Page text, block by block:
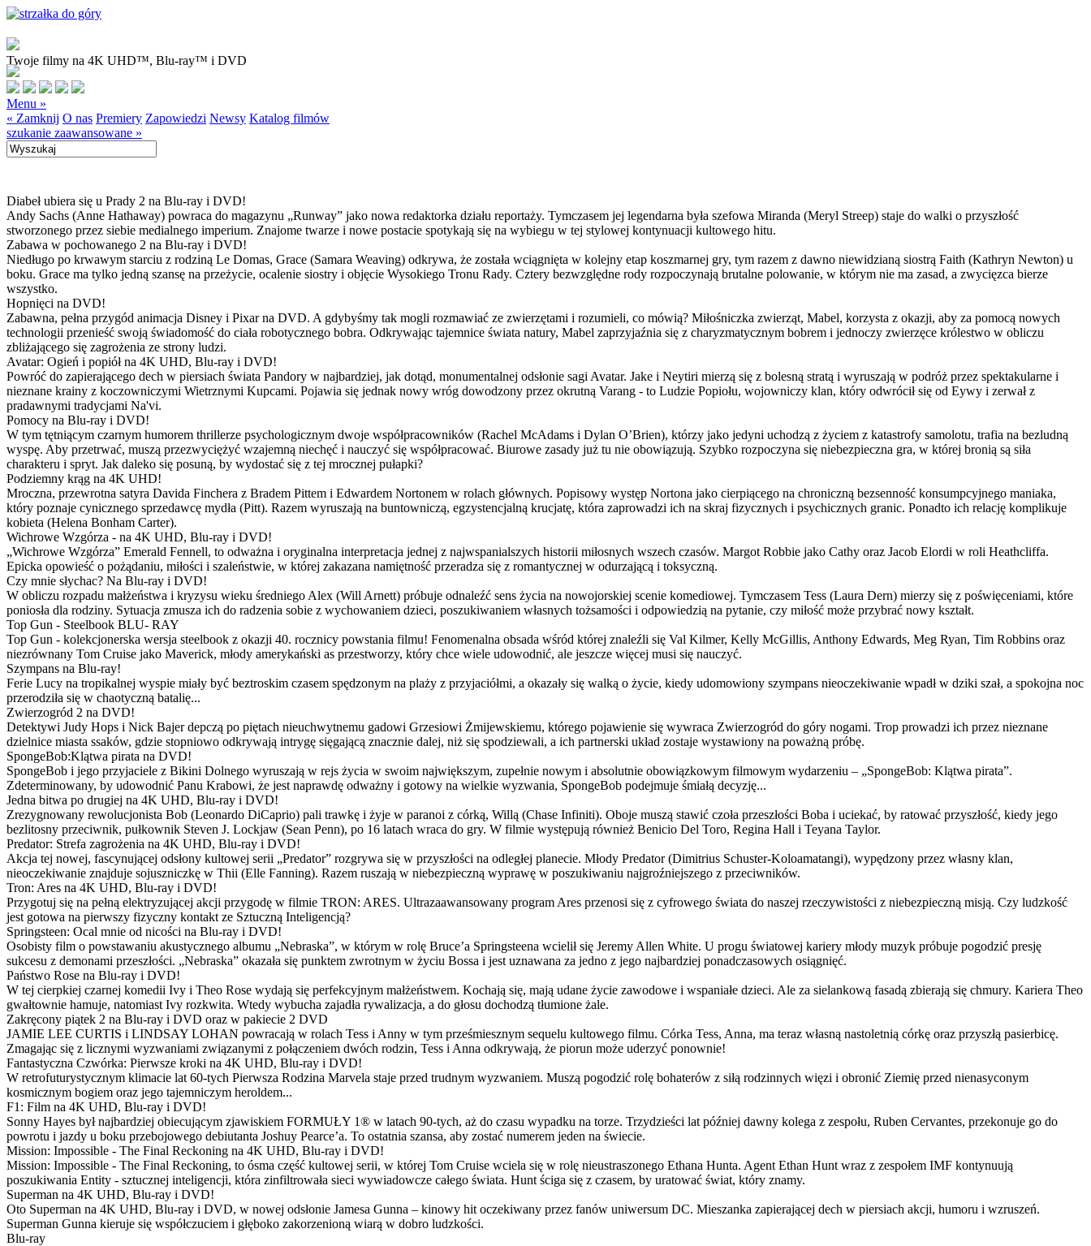
Twoje filmy na 4K UHD™, Blu-ray™ i DVD
Menu »
« Zamknij O nas Premiery Zapowiedzi Newsy Katalog filmów
szukanie zaawansowane »
Diabeł ubiera się u Prady 2 na Blu-ray i DVD!
Andy Sachs (Anne Hathaway) powraca do magazynu „Runway” jako nowa redaktorka działu reportaży. Tymczasem jej legendarna była szefowa Miranda (Meryl Streep) staje do walki o przyszłość
stworzonego przez siebie medialnego imperium. Znajome twarze i nowe postacie spotykają się na wybiegu w tej stylowej kontynuacji kultowego hitu.
Zabawa w pochowanego 2 na Blu-ray i DVD!
Niedługo po krwawym starciu z rodziną Le Domas, Grace (Samara Weaving) odkrywa, że została wciągnięta w kolejny etap koszmarnej gry, tym razem z dawno niewidzianą siostrą Faith (Kathryn Newton) u
boku. Grace ma tylko jedną szansę na przeżycie, ocalenie siostry i objęcie Wysokiego Tronu Rady. Cztery bezwzględne rody rozpoczynają brutalne polowanie, w którym nie ma zasad, a zwycięzca bierze
wszystko.
Hopnięci na DVD!
Zabawna, pełna przygód animacja Disney i Pixar na DVD. A gdybyśmy tak mogli rozmawiać ze zwierzętami i rozumieli, co mówią? Miłośniczka zwierząt, Mabel, korzysta z okazji, aby za pomocą nowych
technologii przenieść swoją świadomość do ciała robotycznego bobra. Odkrywając tajemnice świata natury, Mabel zaprzyjaźnia się z charyzmatycznym bobrem i jednoczy zwierzęce królestwo w obliczu
zbliżającego się zagrożenia ze strony ludzi.
Avatar: Ogień i popiół na 4K UHD, Blu-ray i DVD!
Powróć do zapierającego dech w piersiach świata Pandory w najbardziej, jak dotąd, monumentalnej odsłonie sagi Avatar. Jake i Neytiri mierzą się z bolesną stratą i wyruszają w podróż przez spektakularne i
nieznane krainy z koczowniczymi Wietrznymi Kupcami. Pojawia się jednak nowy wróg dowodzony przez okrutną Varang - to Ludzie Popiołu, wojowniczy klan, który odwrócił się od Eywy i zerwał z
pradawnymi tradycjami Na'vi.
Pomocy na Blu-ray i DVD!
W tym tętniącym czarnym humorem thrillerze psychologicznym dwoje współpracowników (Rachel McAdams i Dylan O’Brien), którzy jako jedyni uchodzą z życiem z katastrofy samolotu, trafia na bezludną
wyspę. Aby przetrwać, muszą przezwyciężyć wzajemną niechęć i nauczyć się współpracować. Biurowe zasady już tu nie obowiązują. Szybko rozpoczyna się niebezpieczna gra, w której bronią są siła
charakteru i spryt. Jak daleko się posuną, by wydostać się z tej mrocznej pułapki?
Podziemny krąg na 4K UHD!
Mroczna, przewrotna satyra Davida Finchera z Bradem Pittem i Edwardem Nortonem w rolach głównych. Popisowy występ Nortona jako cierpiącego na chroniczną bezsenność konsumpcyjnego maniaka,
który poznaje cynicznego sprzedawcę mydła (Pitt). Razem wyruszają na buntowniczą, egzystencjalną krucjatę, która zaprowadzi ich na skraj fizycznych i psychicznych granic. Ponadto ich relację komplikuje
kobieta (Helena Bonham Carter).
Wichrowe Wzgórza - na 4K UHD, Blu-ray i DVD!
„Wichrowe Wzgórza” Emerald Fennell, to odważna i oryginalna interpretacja jednej z najwspanialszych historii miłosnych wszech czasów. Margot Robbie jako Cathy oraz Jacob Elordi w roli Heathcliffa.
Epicka opowieść o pożądaniu, miłości i szaleństwie, w której zakazana namiętność przeradza się z romantycznej w odurzającą i toksyczną.
Czy mnie słychac? Na Blu-ray i DVD!
W obliczu rozpadu małżeństwa i kryzysu wieku średniego Alex (Will Arnett) próbuje odnaleźć sens życia na nowojorskiej scenie komediowej. Tymczasem Tess (Laura Dern) mierzy się z poświęceniami, które
poniosła dla rodziny. Sytuacja zmusza ich do radzenia sobie z wychowaniem dzieci, poszukiwaniem własnych tożsamości i odpowiedzią na pytanie, czy miłość może przybrać nowy kształt.
Top Gun - Steelbook BLU- RAY
Top Gun - kolekcjonerska wersja steelbook z okazji 40. rocznicy powstania filmu! Fenomenalna obsada wśród której znaleźli się Val Kilmer, Kelly McGillis, Anthony Edwards, Meg Ryan, Tim Robbins oraz
niezrównany Tom Cruise jako Maverick, młody amerykański as przestworzy, który chce wiele udowodnić, ale jeszcze więcej musi się nauczyć.
Szympans na Blu-ray!
Ferie Lucy na tropikalnej wyspie miały być beztroskim czasem spędzonym na plaży z przyjaciółmi, a okazały się walką o życie, kiedy udomowiony szympans nieoczekiwanie wpadł w dziki szał, a spokojna noc
przerodziła się w chaotyczną batalię...
Zwierzogród 2 na DVD!
Detektywi Judy Hops i Nick Bajer depczą po piętach nieuchwytnemu gadowi Grzesiowi Żmijewskiemu, którego pojawienie się wywraca Zwierzogród do góry nogami. Trop prowadzi ich przez nieznane
dzielnice miasta ssaków, gdzie stopniowo odkrywają intrygę sięgającą znacznie dalej, niż się spodziewali, a ich partnerski układ zostaje wystawiony na poważną próbę.
SpongeBob:Klątwa pirata na DVD!
SpongeBob i jego przyjaciele z Bikini Dolnego wyruszają w rejs życia w swoim największym, zupełnie nowym i absolutnie obowiązkowym filmowym wydarzeniu – „SpongeBob: Klątwa pirata”.
Zdeterminowany, by udowodnić Panu Krabowi, że jest naprawdę odważny i gotowy na wielkie wyzwania, SpongeBob podejmuje śmiałą decyzję...
Jedna bitwa po drugiej na 4K UHD, Blu-ray i DVD!
Zrezygnowany rewolucjonista Bob (Leonardo DiCaprio) pali trawkę i żyje w paranoi z córką, Willą (Chase Infiniti). Oboje muszą stawić czoła przeszłości Boba i uciekać, by ratować przyszłość, kiedy jego
bezlitosny przeciwnik, pułkownik Steven J. Lockjaw (Sean Penn), po 16 latach wraca do gry. W filmie występują również Benicio Del Toro, Regina Hall i Teyana Taylor.
Predator: Strefa zagrożenia na 4K UHD, Blu-ray i DVD!
Akcja tej nowej, fascynującej odsłony kultowej serii „Predator” rozgrywa się w przyszłości na odległej planecie. Młody Predator (Dimitrius Schuster-Koloamatangi), wypędzony przez własny klan,
nieoczekiwanie znajduje sojuszniczkę w Thii (Elle Fanning). Razem ruszają w niebezpieczną wyprawę w poszukiwaniu najgroźniejszego z przeciwników.
Tron: Ares na 4K UHD, Blu-ray i DVD!
Przygotuj się na pełną elektryzującej akcji przygodę w filmie TRON: ARES. Ultrazaawansowany program Ares przenosi się z cyfrowego świata do naszej rzeczywistości z niebezpieczną misją. Czy ludzkość
jest gotowa na pierwszy fizyczny kontakt ze Sztuczną Inteligencją?
Springsteen: Ocal mnie od nicości na Blu-ray i DVD!
Osobisty film o powstawaniu akustycznego albumu „Nebraska”, w którym w rolę Bruce’a Springsteena wcielił się Jeremy Allen White. U progu światowej kariery młody muzyk próbuje pogodzić presję
sukcesu z demonami przeszłości. „Nebraska” okazała się punktem zwrotnym w życiu Bossa i jest uznawana za jedno z jego najbardziej ponadczasowych osiągnięć.
Państwo Rose na Blu-ray i DVD!
W tej cierpkiej czarnej komedii Ivy i Theo Rose wydają się perfekcyjnym małżeństwem. Kochają się, mają udane życie zawodowe i wspaniałe dzieci. Ale za sielankową fasadą zbierają się chmury. Kariera Theo
gwałtownie hamuje, natomiast Ivy rozkwita. Wtedy wybucha zajadła rywalizacja, a do głosu dochodzą tłumione żale.
Zakręcony piątek 2 na Blu-ray i DVD oraz w pakiecie 2 DVD
JAMIE LEE CURTIS i LINDSAY LOHAN powracają w rolach Tess i Anny w tym prześmiesznym sequelu kultowego filmu. Córka Tess, Anna, ma teraz własną nastoletnią córkę oraz przyszłą pasierbicę.
Zmagając się z licznymi wyzwaniami związanymi z połączeniem dwóch rodzin, Tess i Anna odkrywają, że piorun może uderzyć ponownie!
Fantastyczna Czwórka: Pierwsze kroki na 4K UHD, Blu-ray i DVD!
W retrofuturystycznym klimacie lat 60-tych Pierwsza Rodzina Marvela staje przed trudnym wyzwaniem. Muszą pogodzić rolę bohaterów z siłą rodzinnych więzi i obronić Ziemię przed nienasyconym
kosmicznym bogiem oraz jego tajemniczym heroldem...
F1: Film na 4K UHD, Blu-ray i DVD!
Sonny Hayes był najbardziej obiecującym zjawiskiem FORMUŁY 1® w latach 90-tych, aż do czasu wypadku na torze. Trzydzieści lat później dawny kolega z zespołu, Ruben Cervantes, przekonuje go do
powrotu i jazdy u boku przebojowego debiutanta Joshuy Pearce’a. To ostatnia szansa, aby zostać numerem jeden na świecie.
Mission: Impossible - The Final Reckoning na 4K UHD, Blu-ray i DVD!
Mission: Impossible - The Final Reckoning, to ósma część kultowej serii, w której Tom Cruise wciela się w rolę nieustraszonego Ethana Hunta. Agent Ethan Hunt wraz z zespołem IMF kontynuują
poszukiwania Entity - sztucznej inteligencji, która zinfiltrowała sieci wywiadowcze całego świata. Hunt ściga się z czasem, by uratować świat, który znamy.
Superman na 4K UHD, Blu-ray i DVD!
Oto Superman na 4K UHD, Blu-ray i DVD, w nowej odsłonie Jamesa Gunna – kinowy hit oczekiwany przez fanów uniwersum DC. Mieszanka zapierającej dech w piersiach akcji, humoru i wzruszeń.
Superman Gunna kieruje się współczuciem i głęboko zakorzenioną wiarą w dobro ludzkości.
Blu-ray